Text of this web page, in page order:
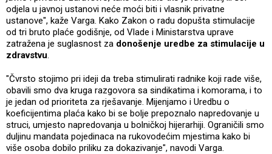
odjela u javnoj ustanovi neće moći biti i vlasnik privatne
ustanove", kaže Varga. Kako Zakon o radu dopušta stimulacije
od tri bruto plaće godišnje, od Vlade i Ministarstva uprave
zatražena je suglasnost za donošenje uredbe za stimulacije u
zdravstvu.
"Čvrsto stojimo pri ideji da treba stimulirati radnike koji rade više,
obavili smo dva kruga razgovora sa sindikatima i komorama, i to
je jedan od prioriteta za rješavanje. Mijenjamo i Uredbu o
koeficijentima plaća kako bi se bolje prepoznalo napredovanje u
struci, umjesto napredovanja u bolničkoj hijerarhiji. Ograničili smo
duljinu mandata pojedinaca na rukovodećim mjestima kako bi
više osoba dobilo priliku za dokazivanje", navodi Varga.